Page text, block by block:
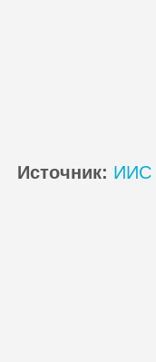
Источник: ИИС